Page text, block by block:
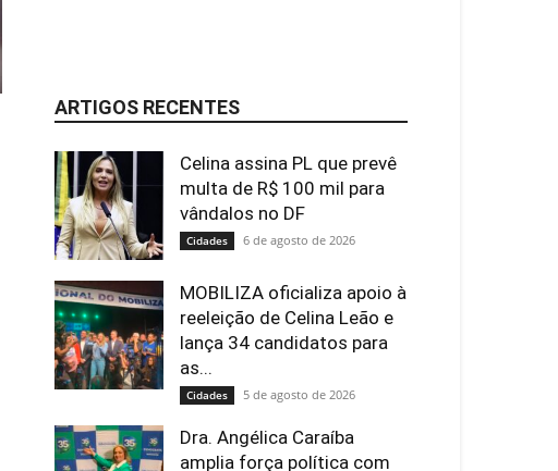
ARTIGOS RECENTES
Celina assina PL que prevê
multa de R$ 100 mil para
vândalos no DF
Cidades 6 de agosto de 2026
MOBILIZA oficializa apoio à
reeleição de Celina Leão e
lança 34 candidatos para
as...
Cidades 5 de agosto de 2026
Dra. Angélica Caraíba
amplia força política com